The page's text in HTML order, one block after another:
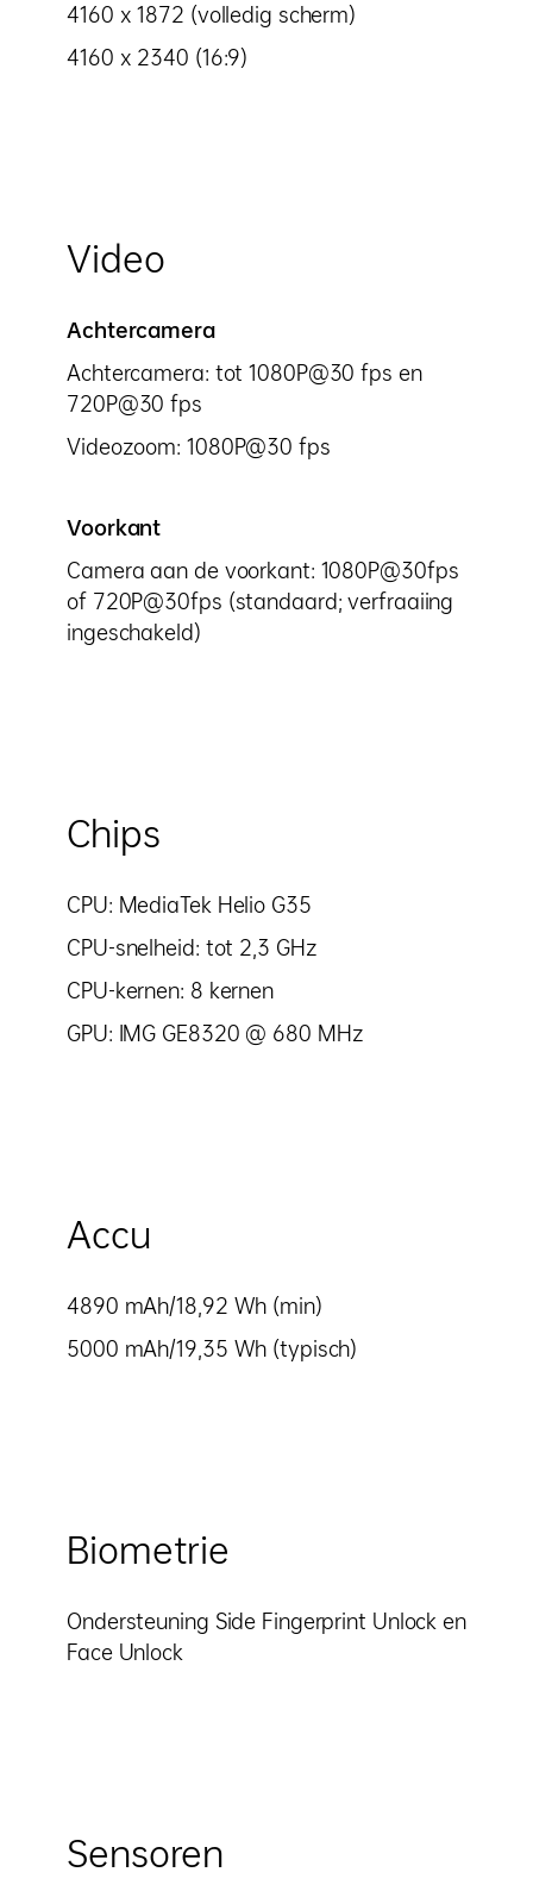
4160 x 1872 (volledig scherm)
4160 x 2340 (16:9)
Video
Achtercamera
Achtercamera: tot 1080P@30 fps en
720P@30 fps
Videozoom: 1080P@30 fps
Voorkant
Camera aan de voorkant: 1080P@30fps
of 720P@30fps (standaard; verfraaiing
ingeschakeld)
Chips
CPU: MediaTek Helio G35
CPU-snelheid: tot 2,3 GHz
CPU-kernen: 8 kernen
GPU: IMG GE8320 @ 680 MHz
Accu
4890 mAh/18,92 Wh (min)
5000 mAh/19,35 Wh (typisch)
Biometrie
Ondersteuning Side Fingerprint Unlock en
Face Unlock
Sensoren